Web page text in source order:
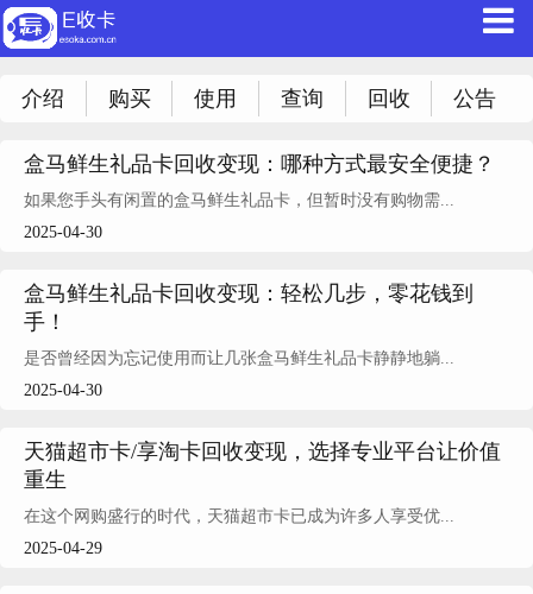
介绍 购买 使用 查询 回收 公告
盒马鲜生礼品卡回收变现：哪种方式最安全便捷？
如果您手头有闲置的盒马鲜生礼品卡，但暂时没有购物需...
2025-04-30
盒马鲜生礼品卡回收变现：轻松几步，零花钱到
手！
是否曾经因为忘记使用而让几张盒马鲜生礼品卡静静地躺...
2025-04-30
天猫超市卡/享淘卡回收变现，选择专业平台让价值
重生
在这个网购盛行的时代，天猫超市卡已成为许多人享受优...
2025-04-29